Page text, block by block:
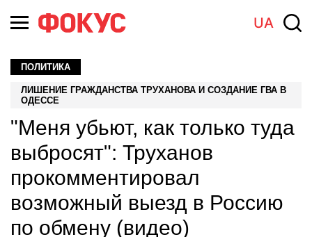
UA
ПОЛИТИКА
ЛИШЕНИЕ ГРАЖДАНСТВА ТРУХАНОВА И СОЗДАНИЕ ГВА В
ОДЕССЕ
"Меня убьют, как только туда
выбросят": Труханов
прокомментировал
возможный выезд в Россию
по обмену (видео)